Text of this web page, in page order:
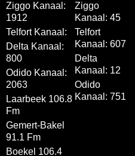
Ziggo Kanaal:
1912
Telfort Kanaal:
Delta Kanaal:
800
Odido Kanaal:
2063
Laarbeek 106.8
Fm
Gemert-Bakel
91.1 Fm
Boekel 106.4
Ziggo
Kanaal: 45
Telfort
Kanaal: 607
Delta
Kanaal: 12
Odido
Kanaal: 751